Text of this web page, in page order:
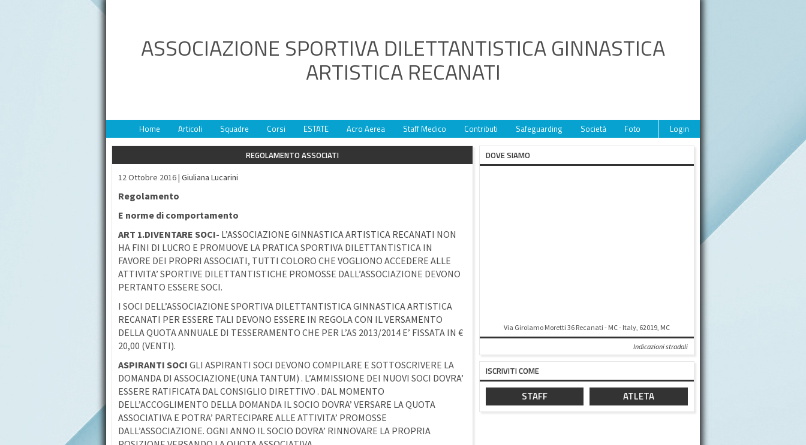
ASSOCIAZIONE SPORTIVA DILETTANTISTICA GINNASTICA
ARTISTICA RECANATI
Home Articoli Squadre Corsi ESTATE Acro Aerea Staff Medico Contributi Safeguarding Società Foto VideoLogin
REGOLAMENTO ASSOCIATI
12 Ottobre 2016 | Giuliana Lucarini
Regolamento
E norme di comportamento
ART 1.DIVENTARE SOCI- L’ASSOCIAZIONE GINNASTICA ARTISTICA RECANATI NON
HA FINI DI LUCRO E PROMUOVE LA PRATICA SPORTIVA DILETTANTISTICA IN
FAVORE DEI PROPRI ASSOCIATI, TUTTI COLORO CHE VOGLIONO ACCEDERE ALLE
ATTIVITA’ SPORTIVE DILETTANTISTICHE PROMOSSE DALL’ASSOCIAZIONE DEVONO
PERTANTO ESSERE SOCI.
I SOCI DELL’ASSOCIAZIONE SPORTIVA DILETTANTISTICA GINNASTICA ARTISTICA
RECANATI PER ESSERE TALI DEVONO ESSERE IN REGOLA CON IL VERSAMENTO
DELLA QUOTA ANNUALE DI TESSERAMENTO CHE PER L’AS 2013/2014 E’ FISSATA IN €
20,00 (VENTI).
ASPIRANTI SOCI GLI ASPIRANTI SOCI DEVONO COMPILARE E SOTTOSCRIVERE LA
DOMANDA DI ASSOCIAZIONE(UNA TANTUM) . L’AMMISSIONE DEI NUOVI SOCI DOVRA’
ESSERE RATIFICATA DAL CONSIGLIO DIRETTIVO . DAL MOMENTO
DELL’ACCOGLIMENTO DELLA DOMANDA IL SOCIO DOVRA’ VERSARE LA QUOTA
ASSOCIATIVA E POTRA’ PARTECIPARE ALLE ATTIVITA’ PROMOSSE
DALL’ASSOCIAZIONE. OGNI ANNO IL SOCIO DOVRA’ RINNOVARE LA PROPRIA
DOVE SIAMO
Via Girolamo Moretti 36 Recanati - MC - Italy, 62019, MC
Indicazioni stradali
ISCRIVITI COME
STAFF ATLETA